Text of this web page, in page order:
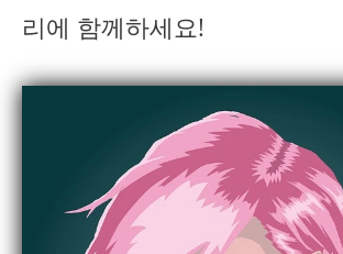
리에 함께하세요!